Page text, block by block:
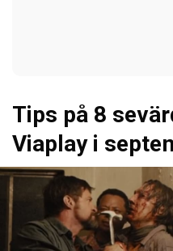
Tips på 8
Viaplay i